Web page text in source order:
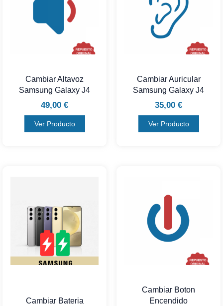
Cambiar Altavoz
Samsung Galaxy J4
49,00 €
Ver Producto
Cambiar Auricular
Samsung Galaxy J4
35,00 €
Ver Producto
Cambiar Bateria
Cambiar Boton
Encendido